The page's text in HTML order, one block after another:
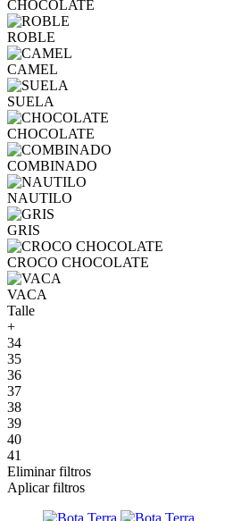
CHOCOLATE
ROBLE
CAMEL
SUELA
CHOCOLATE
COMBINADO
NAUTILO
GRIS
CROCO CHOCOLATE
VACA
Talle
+
34
35
36
37
38
39
40
41
Eliminar filtros
Aplicar filtros